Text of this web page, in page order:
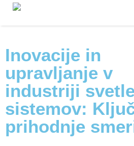
Inovacije in
upravljanje v
industriji
sistemov:
prihodnje